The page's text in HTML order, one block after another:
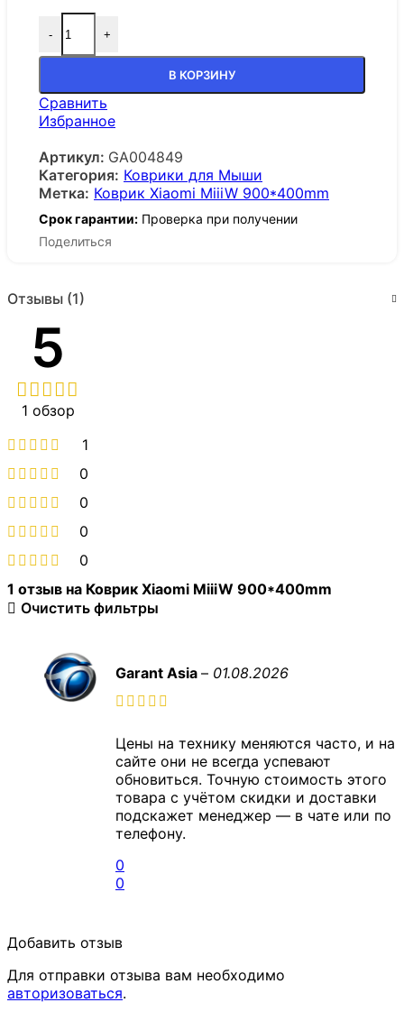
- +
В КОРЗИНУ
Сравнить
Избранное
Артикул: GA004849
Категория: Коврики для Мыши
Метка: Коврик Xiaomi MiiiW 900*400mm
Срок гарантии: Проверка при получении
Поделиться
Отзывы (1)
5
1 обзор
1
0
0
0
0
1 отзыв на Коврик Xiaomi MiiiW 900*400mm
Очистить фильтры
Garant Asia – 01.08.2026
Цены на технику меняются часто, и на
сайте они не всегда успевают
обновиться. Точную стоимость этого
товара с учётом скидки и доставки
подскажет менеджер — в чате или по
телефону.
0
0
Добавить отзыв
Для отправки отзыва вам необходимо
авторизоваться.